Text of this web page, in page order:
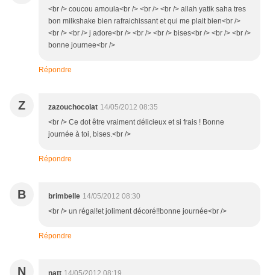
<br /> coucou amoula<br /> <br /> <br /> allah yatik saha tres
bon milkshake bien rafraichissant et qui me plait bien<br />
<br /> <br /> j adore<br /> <br /> <br /> bises<br /> <br /> <br />
bonne journee<br />
Répondre
Z zazouchocolat 14/05/2012 08:35
<br /> Ce dot être vraiment délicieux et si frais ! Bonne
journée à toi, bises.<br />
Répondre
B brimbelle 14/05/2012 08:30
<br /> un régal!et joliment décoré!!bonne journée<br />
Répondre
N natt 14/05/2012 08:19